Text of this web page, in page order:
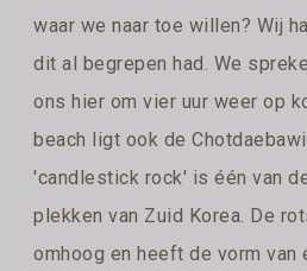
waar we naar toe willen? Wij
dit al begrepen had. We
ons hier om vier uur weer op
beach ligt ook de
'candlestick rock' is één van
plekken van Zuid Korea. De
omhoog en heeft de vorm van